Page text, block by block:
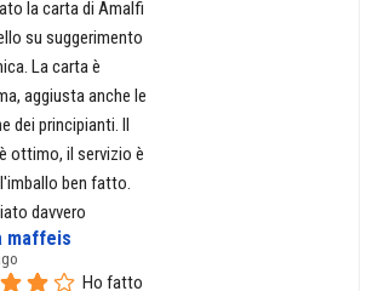
la carta di Amalfi
su suggerimento
La carta è
aggiusta anche le
dei principianti. Il
ottimo, il servizio è
ben fatto.
davvero
maffeis
Ho fatto